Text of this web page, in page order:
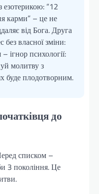
“12
карми” – це не
від Бога. Друга
без власної зміни:
ігнор психології:
молитву з
буде плодотворним.
до
списком –
3 покоління. Це